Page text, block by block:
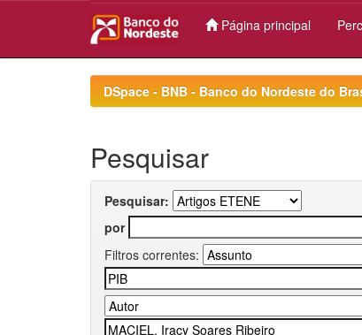
Página principal
DSpace - BNB - Banco do Nordeste do
Pesquisar
Pesquisar:
por
Filtros correntes: